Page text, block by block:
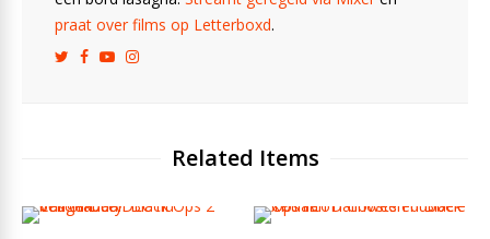
praat over films op Letterboxd.
Related Items